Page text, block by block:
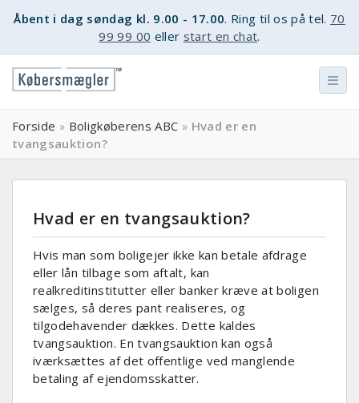
Åbent i dag søndag kl. 9.00 - 17.00. Ring til os på tel. 70
99 99 00 eller start en chat.
Forside » Boligkøberens ABC » Hvad er en
tvangsauktion?
Hvad er en tvangsauktion?
Hvis man som boligejer ikke kan betale afdrage
eller lån tilbage som aftalt, kan
realkreditinstitutter eller banker kræve at boligen
sælges, så deres pant realiseres, og
tilgodehavender dækkes. Dette kaldes
tvangsauktion. En tvangsauktion kan også
iværksættes af det offentlige ved manglende
betaling af ejendomsskatter.